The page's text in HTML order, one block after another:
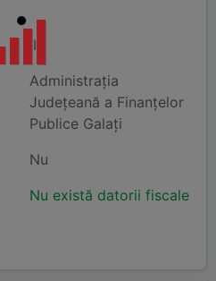
II
Administraţia
Judeţeană a Finanţelor
Publice Galaţi
Nu
Nu există datorii fiscale